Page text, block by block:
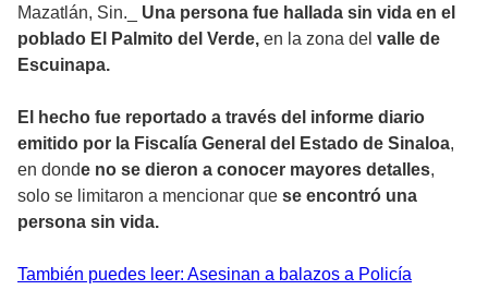
Mazatlán, Sin._ Una persona fue hallada sin vida en el
poblado El Palmito del Verde, en la zona del valle de
Escuinapa.
El hecho fue reportado a través del informe diario
emitido por la Fiscalía General del Estado de Sinaloa,
en donde no se dieron a conocer mayores detalles,
solo se limitaron a mencionar que se encontró una
persona sin vida.
También puedes leer: Asesinan a balazos a Policía